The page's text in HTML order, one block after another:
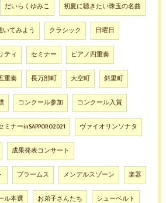
だいらくゆみこ 初夏に聴きたい珠玉の名曲
てみよう クラシック 日曜日
ティ セミナー ピアノ四重奏
重奏 長万部町 大空町 斜里町
コンクール参加 コンクール入賞
ナーinSAPPORO2021 ヴァイオリンソナタ
成果発表コンサート
ブラームス メンデルスゾーン 楽器
ル本選 お弟子さんたち シューベルト